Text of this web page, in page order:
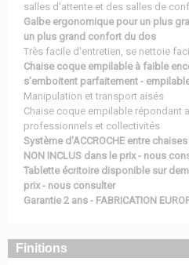
salles d'attente et des salles de
Galbe ergonomique pour un plus
un plus grand confort du dos
Très facile d'entretien, se nettoie
Chaise coque empilable à faible
s'emboitent parfaitement -
Manipulation et transport aisés
Chaise coque empilable répondant
professionnels et collectivités
Système d'ACCROCHE entre
NON INCLUS dans le prix - nous
Tablette écritoire disponible sur
prix - nous consulter
Garantie 2 ans - FABRICATION
Finitions